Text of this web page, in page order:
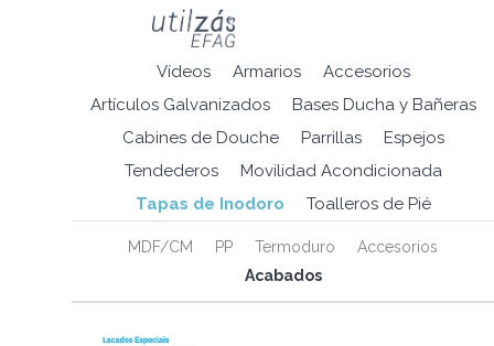
Vídeos Armarios
Accesorios
Artículos Galvanizados
Bases Ducha y Bañeras
Cabines de Douche
Parrillas
Espejos
Tendederos
Movilidad Acondicionada
Tapas de Inodoro
Toalleros de Pié
MDF/CM PP Termoduro
Accesorios
Acabados